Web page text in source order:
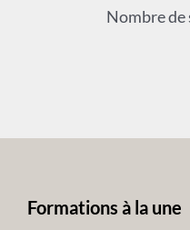
Nombre de
Formations à la une